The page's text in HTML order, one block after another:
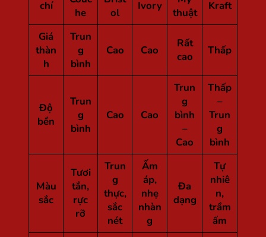
chí
he
ol
Ivory
thuật
Kraft
Giá
thàn
h
Trun
g
bình
Cao Cao
Rất
cao
Thấp
Độ
bền
Trun
g
bình
Cao Cao
Trun
g
bình
–
Cao
Thấp
–
Trun
g
bình
Màu
sắc
Tươi
tắn,
rực
rỡ
Trun
g
thực,
sắc
nét
Ấm
áp,
nhẹ
nhàn
g
Đa
dạng
Tự
nhiê
n,
trầm
ấm